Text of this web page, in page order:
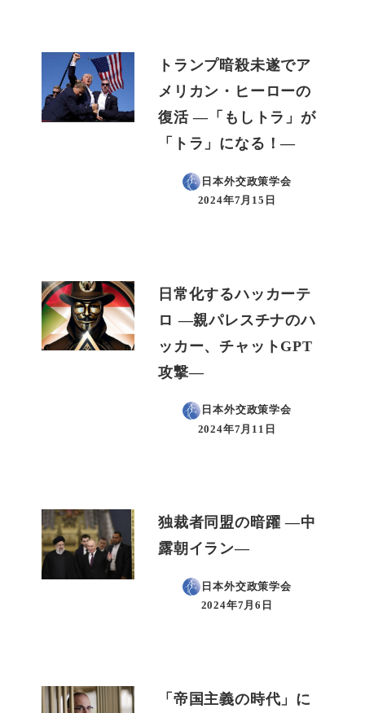
トランプ暗殺未遂でア
メリカン・ヒーローの
復活 ―「もしトラ」が
「トラ」になる！―
日本外交政策学会
投稿日
2024年7月15日
日常化するハッカーテ
ロ ―親パレスチナのハ
ッカー、チャットGPT
攻撃―
日本外交政策学会
投稿日
2024年7月11日
独裁者同盟の暗躍 ―中
露朝イラン―
日本外交政策学会
投稿日
2024年7月6日
「帝国主義の時代」に